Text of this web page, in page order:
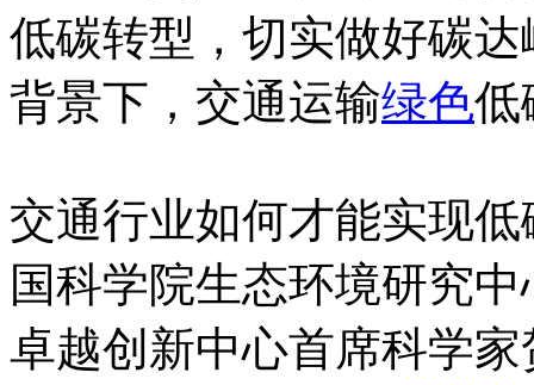
低碳转型，切实做好碳达
背景下，交通运输绿色低
交通行业如何才能实现
国科学院生态环境研究
卓越创新中心首席科学